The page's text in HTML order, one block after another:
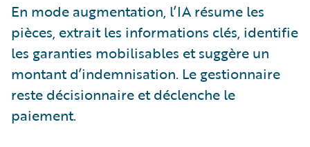
En mode augmentation, l’IA résume les
pièces, extrait les informations clés, identifie
les garanties mobilisables et suggère un
montant d’indemnisation. Le gestionnaire
reste décisionnaire et déclenche le
paiement.